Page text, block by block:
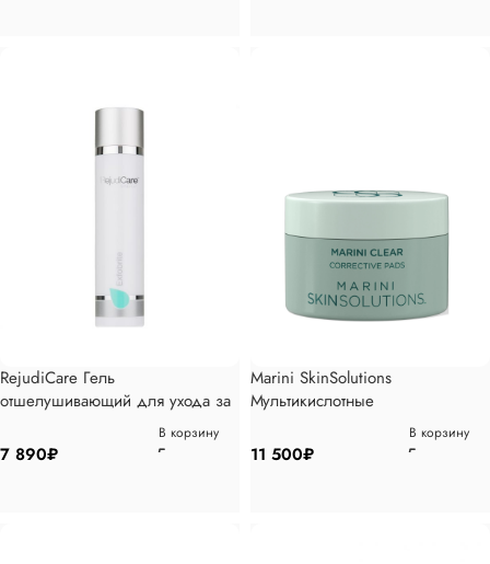
RejudiCare Гель
отшелушивающий для ухода за
7 890₽
В корзину
Marini SkinSolutions
Мультикислотные
корректирующие пилинг-диски
30 шт
11 500₽
В корзину